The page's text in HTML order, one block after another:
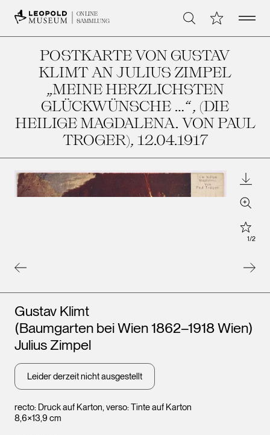
ONLINE
SAMMLUNG
Suche Meine Open
POSTKARTE VON GUSTAV
KLIMT AN JULIUS ZIMPEL
„MEINE HERZLICHSTEN
GLÜCKWÜNSCHE …“, (DIE
HEILIGE MAGDALENA. VON PAUL
TROGER), 12.04.1917
Wien
Wien
Zoom
Star
1/2
recto: Druck auf Karton, verso: Tinte auf Karton
8,6×13,9 cm
Künstler*innen
Gustav Klimt
(Baumgarten bei Wien 1862–1918 Wien)
Julius Zimpel
Leider derzeit nicht ausgestellt